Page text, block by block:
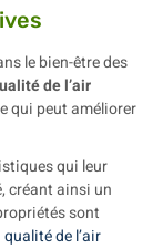
le bien-être des
de l’air
qui peut améliorer
qui leur
créant ainsi un
sont
qualité de l’air